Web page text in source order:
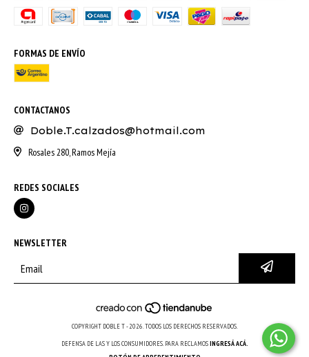
FORMAS DE ENVÍO
CONTACTANOS
Doble.T.calzados@hotmail.com
Rosales 280, Ramos Mejía
REDES SOCIALES
NEWSLETTER
COPYRIGHT DOBLE T - 2026. TODOS LOS DERECHOS RESERVADOS.
DEFENSA DE LAS Y LOS CONSUMIDORES. PARA RECLAMOSINGRESÁ ACÁ.